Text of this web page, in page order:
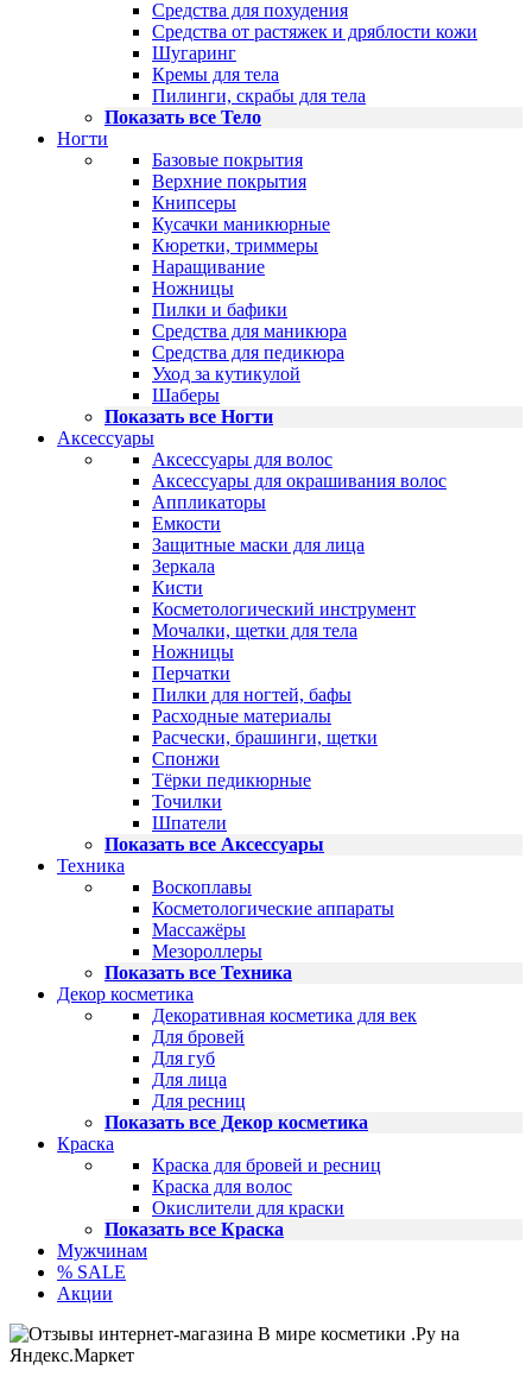
Средства для похудения
Средства от растяжек и дряблости кожи
Шугаринг
Кремы для тела
Пилинги, скрабы для тела
Показать все Тело
Ногти
Базовые покрытия
Верхние покрытия
Книпсеры
Кусачки маникюрные
Кюретки, триммеры
Наращивание
Ножницы
Пилки и бафики
Средства для маникюра
Средства для педикюра
Уход за кутикулой
Шаберы
Показать все Ногти
Аксессуары
Аксессуары для волос
Аксессуары для окрашивания волос
Аппликаторы
Емкости
Защитные маски для лица
Зеркала
Кисти
Косметологический инструмент
Мочалки, щетки для тела
Ножницы
Перчатки
Пилки для ногтей, бафы
Расходные материалы
Расчески, брашинги, щетки
Спонжи
Тёрки педикюрные
Точилки
Шпатели
Показать все Аксессуары
Техника
Воскоплавы
Косметологические аппараты
Массажёры
Мезороллеры
Показать все Техника
Декор косметика
Декоративная косметика для век
Для бровей
Для губ
Для лица
Для ресниц
Показать все Декор косметика
Краска
Краска для бровей и ресниц
Краска для волос
Окислители для краски
Показать все Краска
Мужчинам
% SALE
Акции